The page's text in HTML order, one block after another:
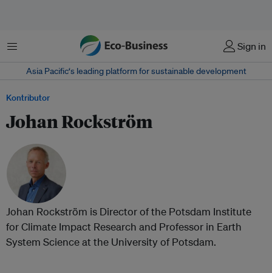
Menu Sign in
Asia Pacific‘s leading platform for sustainable development
Kontributor
Johan Rockström
Johan Rockström is Director of the Potsdam Institute
for Climate Impact Research and Professor in Earth
System Science at the University of Potsdam.